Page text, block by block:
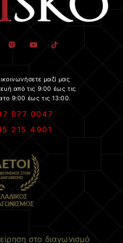
μαζί μας
από τις 9:00 έως τις
9:00 έως τις 13:00.
077 0047
215 4901
στο διαγωνισμό